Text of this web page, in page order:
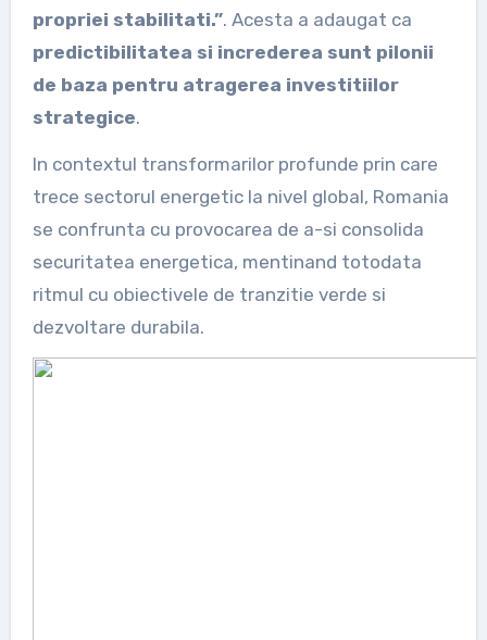
propriei stabilitati.”. Acesta a adaugat ca
predictibilitatea si increderea sunt pilonii
de baza pentru atragerea investitiilor
strategice.
In contextul transformarilor profunde prin care
trece sectorul energetic la nivel global, Romania
se confrunta cu provocarea de a-si consolida
securitatea energetica, mentinand totodata
ritmul cu obiectivele de tranzitie verde si
dezvoltare durabila.